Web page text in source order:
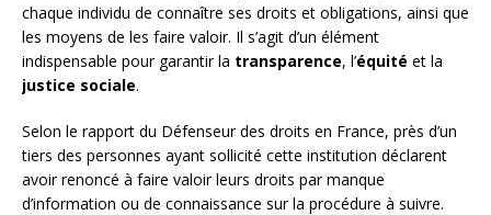
chaque individu de connaître ses droits et obligations, ainsi que
les moyens de les faire valoir. Il s’agit d’un élément
indispensable pour garantir la transparence, l’équité et la
justice sociale.
Selon le rapport du Défenseur des droits en France, près d’un
tiers des personnes ayant sollicité cette institution déclarent
avoir renoncé à faire valoir leurs droits par manque
d’information ou de connaissance sur la procédure à suivre.